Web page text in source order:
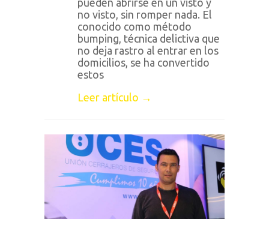
no visto, sin romper nada. El
conocido como método
bumping, técnica delictiva que
no deja rastro al entrar en los
domicilios, se ha convertido
estos
Leer artículo →